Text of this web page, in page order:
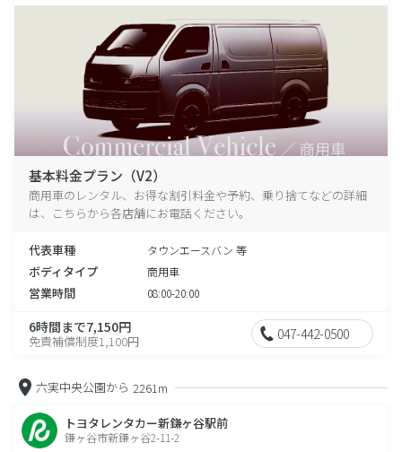
基本料金プラン（V2）
商用車のレンタル、お得な割引料金や予約、乗り捨てなどの詳細
は、こちらから各店舗にお電話ください。
代表車種 タウンエースバン 等
ボディタイプ 商用車
営業時間 08:00-20:00
6時間まで7,150円
免責補償制度1,100円 047-442-0500
六実中央公園から 2261m
トヨタレンタカー新鎌ヶ谷駅前
鎌ヶ谷市新鎌ヶ谷2-11-2